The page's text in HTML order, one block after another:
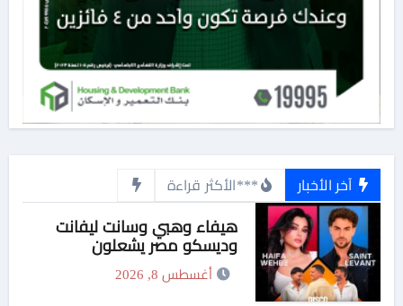
آخر الأخبار ***الأكثر قراءة
هيفاء وهبي وسانت ليفانت
وديسكو مصر يشعلون
موسيقية استثنائية في موسم
أغسطس 8, 2026